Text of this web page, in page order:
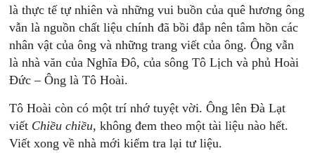
là thực tế tự nhiên và những vui buồn của quê hương ông
vẫn là nguồn chất liệu chính đã bồi đắp nên tâm hồn các
nhân vật của ông và những trang viết của ông. Ông vẫn
là nhà văn của Nghĩa Đô, của sông Tô Lịch và phủ Hoài
Đức – Ông là Tô Hoài.
Tô Hoài còn có một trí nhớ tuyệt vời. Ông lên Đà Lạt
viết Chiều chiều, không đem theo một tài liệu nào hết.
Viết xong về nhà mới kiểm tra lại tư liệu.